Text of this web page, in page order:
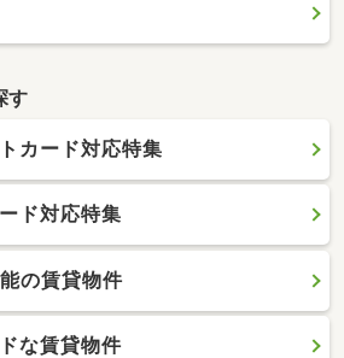
す
カード対応特集
ド対応特集
の賃貸物件
な賃貸物件